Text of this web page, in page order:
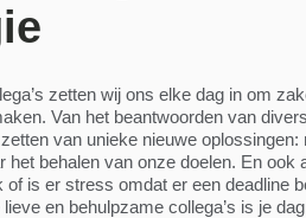
zetten wij ons elke dag in om
Van het beantwoorden van
van unieke nieuwe oplossingen:
het behalen van onze doelen. En ook
of is er stress omdat er een deadline
en behulpzame collega’s is je